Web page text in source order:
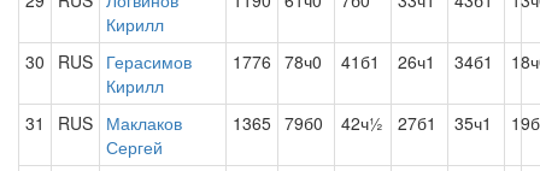
Кирилл
30 RUS Герасимов
Кирилл
1776 78ч0 41б1 26ч1 34б1
31 RUS Маклаков
Сергей
1365 79б0 42ч½ 27б1 35ч1